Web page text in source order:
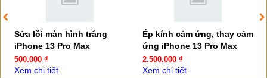
Sửa lỗi màn hình trắng
iPhone 13 Pro Max
500.000 ₫
Xem chi tiết
Ép kính cảm ứng, thay cảm
ứng iPhone 13 Pro Max
2.500.000 ₫
Xem chi tiết